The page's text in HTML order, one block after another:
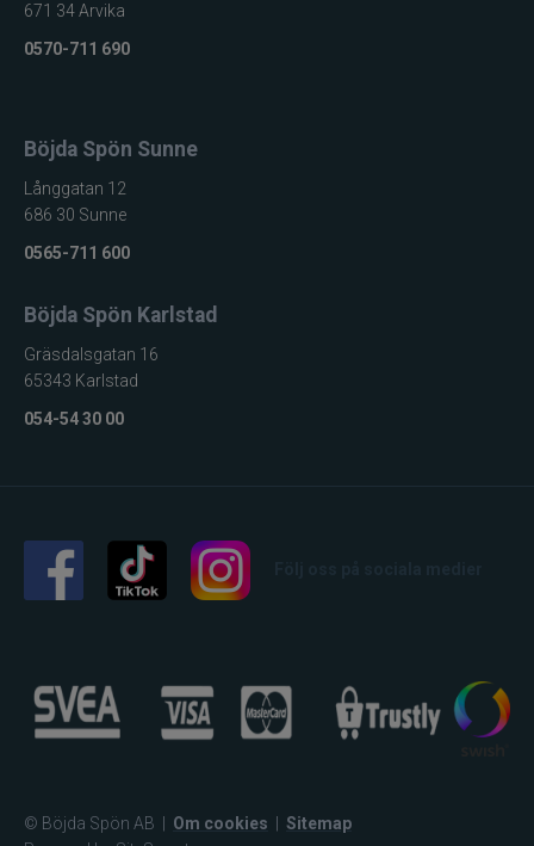
Pulz Bait
Ram mounts
Rapala
Relax
Rio
River2Sea
Salmo
Scientific Anglers
Scotty
671 34 Arvika
0570-711 690
Böjda Spön Sunne
Långgatan 12
686 30 Sunne
0565-711 600
Böjda Spön Karlstad
Gräsdalsgatan 16
65343 Karlstad
054-54 30 00
© Böjda Spön AB Om cookies
Sitemap